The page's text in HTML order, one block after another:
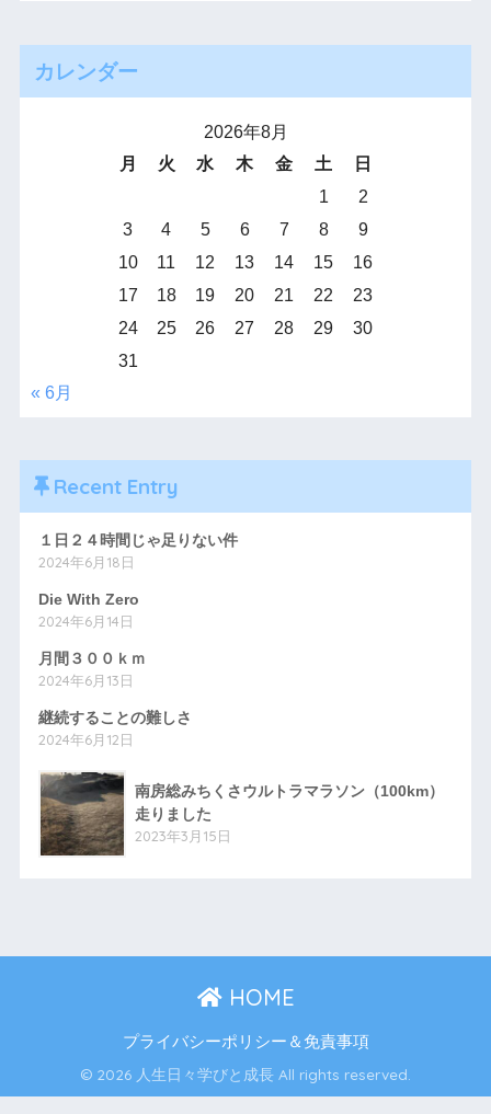
カレンダー
2026年8月
月
火 水 木 金 土
日
1
2
3
4 5 6 7 8
9
10
11 12 13 14 15
16
17
18 19 20 21 22
23
24
25 26 27 28 29
30
31
« 6月
Recent Entry
１日２４時間じゃ足りない件
2024年6月18日
Die With Zero
2024年6月14日
月間３００ｋｍ
2024年6月13日
継続することの難しさ
2024年6月12日
南房総みちくさウルトラマラソン（100km）
走りました
2023年3月15日
HOME
プライバシーポリシー＆免責事項
© 2026 人生日々学びと成長 All rights reserved.